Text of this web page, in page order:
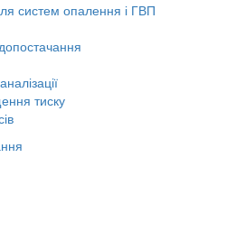
систем опалення і ГВП
тиску